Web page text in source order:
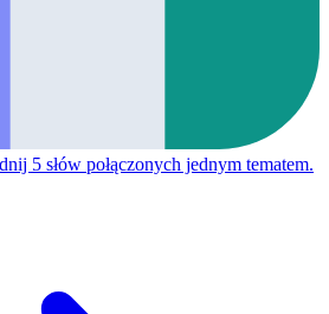
5 słów połączonych jednym tematem.